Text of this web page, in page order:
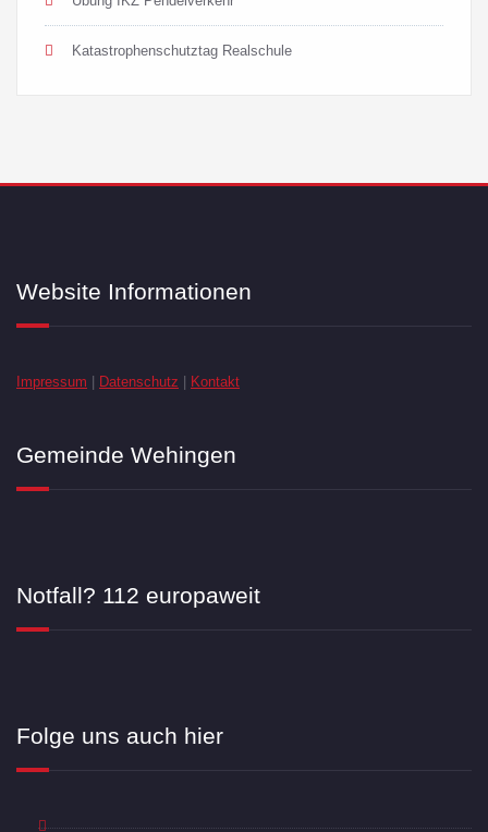
Katastrophenschutztag Realschule
Website Informationen
Impressum Datenschutz Kontakt
Gemeinde Wehingen
Notfall? 112 europaweit
Folge uns auch hier